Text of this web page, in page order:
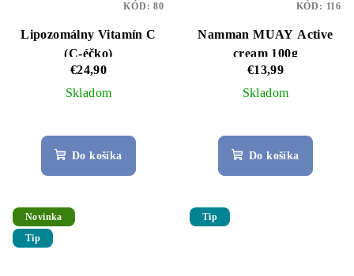
Lipozomálny Vitamín C
(C-éčko)
€24,90
Skladom
hodnotenie
produktu
je
Do košíka
KÓD:80
Namman MUAY Active
cream 100g
€13,99
Skladom
hodnotenie
produktu
je
Do košíka
KÓD: 116
Novinka
Tip
Tip